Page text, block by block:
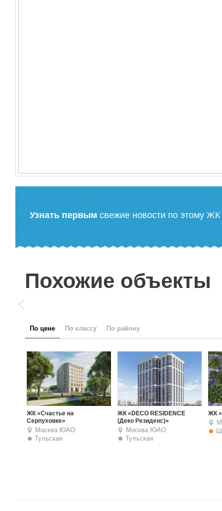
Узнать первым свежие новости по этому ЖК
Похожие объекты
по цене по классу по району
ЖК «Донской Олимп»
Москва ЮАО
Шаболовская
ЖК «Композиция №24»
Москва ЮАО
Шаболовская
ЖК